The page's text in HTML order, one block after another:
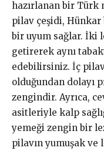
hazırlanan bir Türk
pilav çeşidi,
bir uyum sağlar. İki
getirerek aynı
edebilirsiniz. İç
olduğundan dolayı
zengindir. Ayrıca,
asitleriyle kalp
yemeği zengin bir
pilavın yumuşak